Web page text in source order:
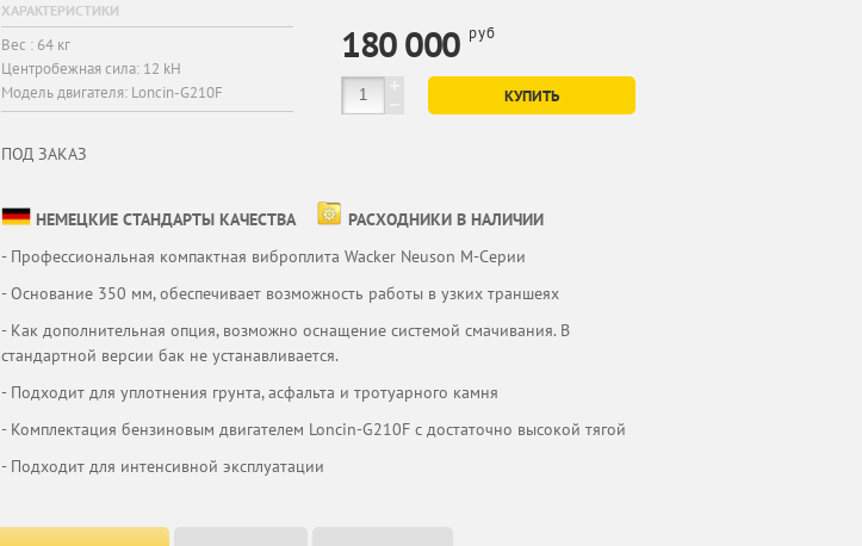
ХАРАКТЕРИСТИКИ
Вес : 64 кг
Центробежная сила: 12 kH
Модель двигателя: Loncin-G210F
180 000 руб
КУПИТЬ
ПОД ЗАКАЗ
НЕМЕЦКИЕ СТАНДАРТЫ КАЧЕСТВА
РАСХОДНИКИ В НАЛИЧИИ
- Профессиональная компактная виброплита Wacker Neuson M-Серии
- Основание 350 мм, обеспечивает возможность работы в узких траншеях
- Как дополнительная опция, возможно оснащение системой смачивания. В
стандартной версии бак не устанавливается.
- Подходит для уплотнения грунта, асфальта и тротуарного камня
- Комплектация бензиновым двигателем Loncin-G210F с достаточно высокой тягой
- Подходит для интенсивной эксплуатации